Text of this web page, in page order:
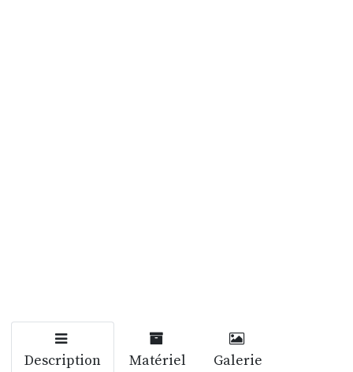
Description Matériel Galerie